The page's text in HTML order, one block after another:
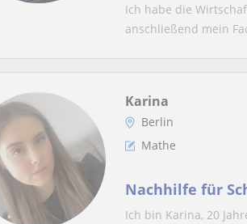
Ich habe die
anschließend mein
Karina
Berlin
Mathe
Nachhilfe für
Ich bin Karina, 20